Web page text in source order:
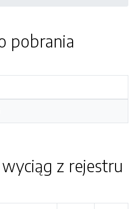
pobrania
z rejestru